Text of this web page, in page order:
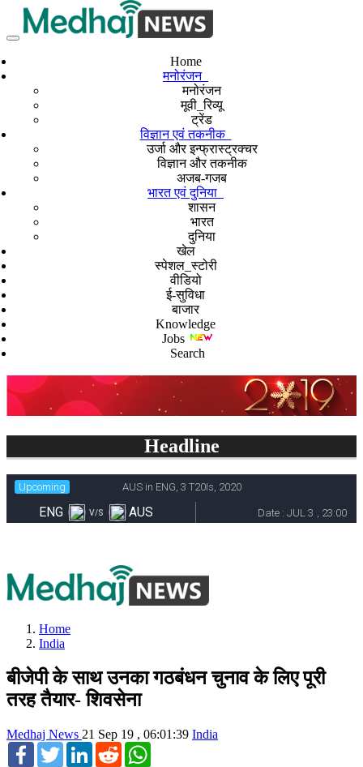
Home
मनोरंजन
मनोरंजन
मूवी_रिव्यू
ट्रेंड
विज्ञान एवं तकनीक
उर्जा और इन्फ्रास्ट्रक्चर
विज्ञान और तकनीक
अजब-गजब
भारत एवं दुनिया
शासन
भारत
दुनिया
खेल
स्पेशल_स्टोरी
वीडियो
ई-सुविधा
बाजार
Knowledge
Jobs
Search
Headline
Home
India
बीजेपी के साथ उनका गठबंधन चुनाव के लिए पूरी
तरह तैयार- शिवसेना
Medhaj News 21 Sep 19 , 06:01:39 India
FacebookTwitterLinkedInReddit